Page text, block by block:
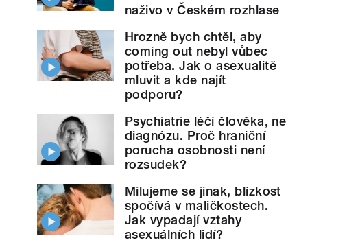
naživo v Českém rozhlase
Hrozně bych chtěl, aby
coming out nebyl vůbec
potřeba. Jak o asexualitě
mluvit a kde najít
podporu?
Psychiatrie léčí člověka, ne
diagnózu. Proč hraniční
porucha osobnosti není
rozsudek?
Milujeme se jinak, blízkost
spočívá v maličkostech.
Jak vypadají vztahy
asexuálních lidí?